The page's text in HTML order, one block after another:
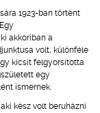
1923-ban történt
akkoriban a
volt, különféle
kicsit felgyorsította
egy
ismernek.
kész volt beruházni